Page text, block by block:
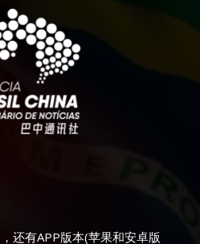
还有APP版本(苹果和安卓版